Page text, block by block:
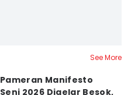
See More
Pameran Manifesto
Seni 2026 Digelar Besok,